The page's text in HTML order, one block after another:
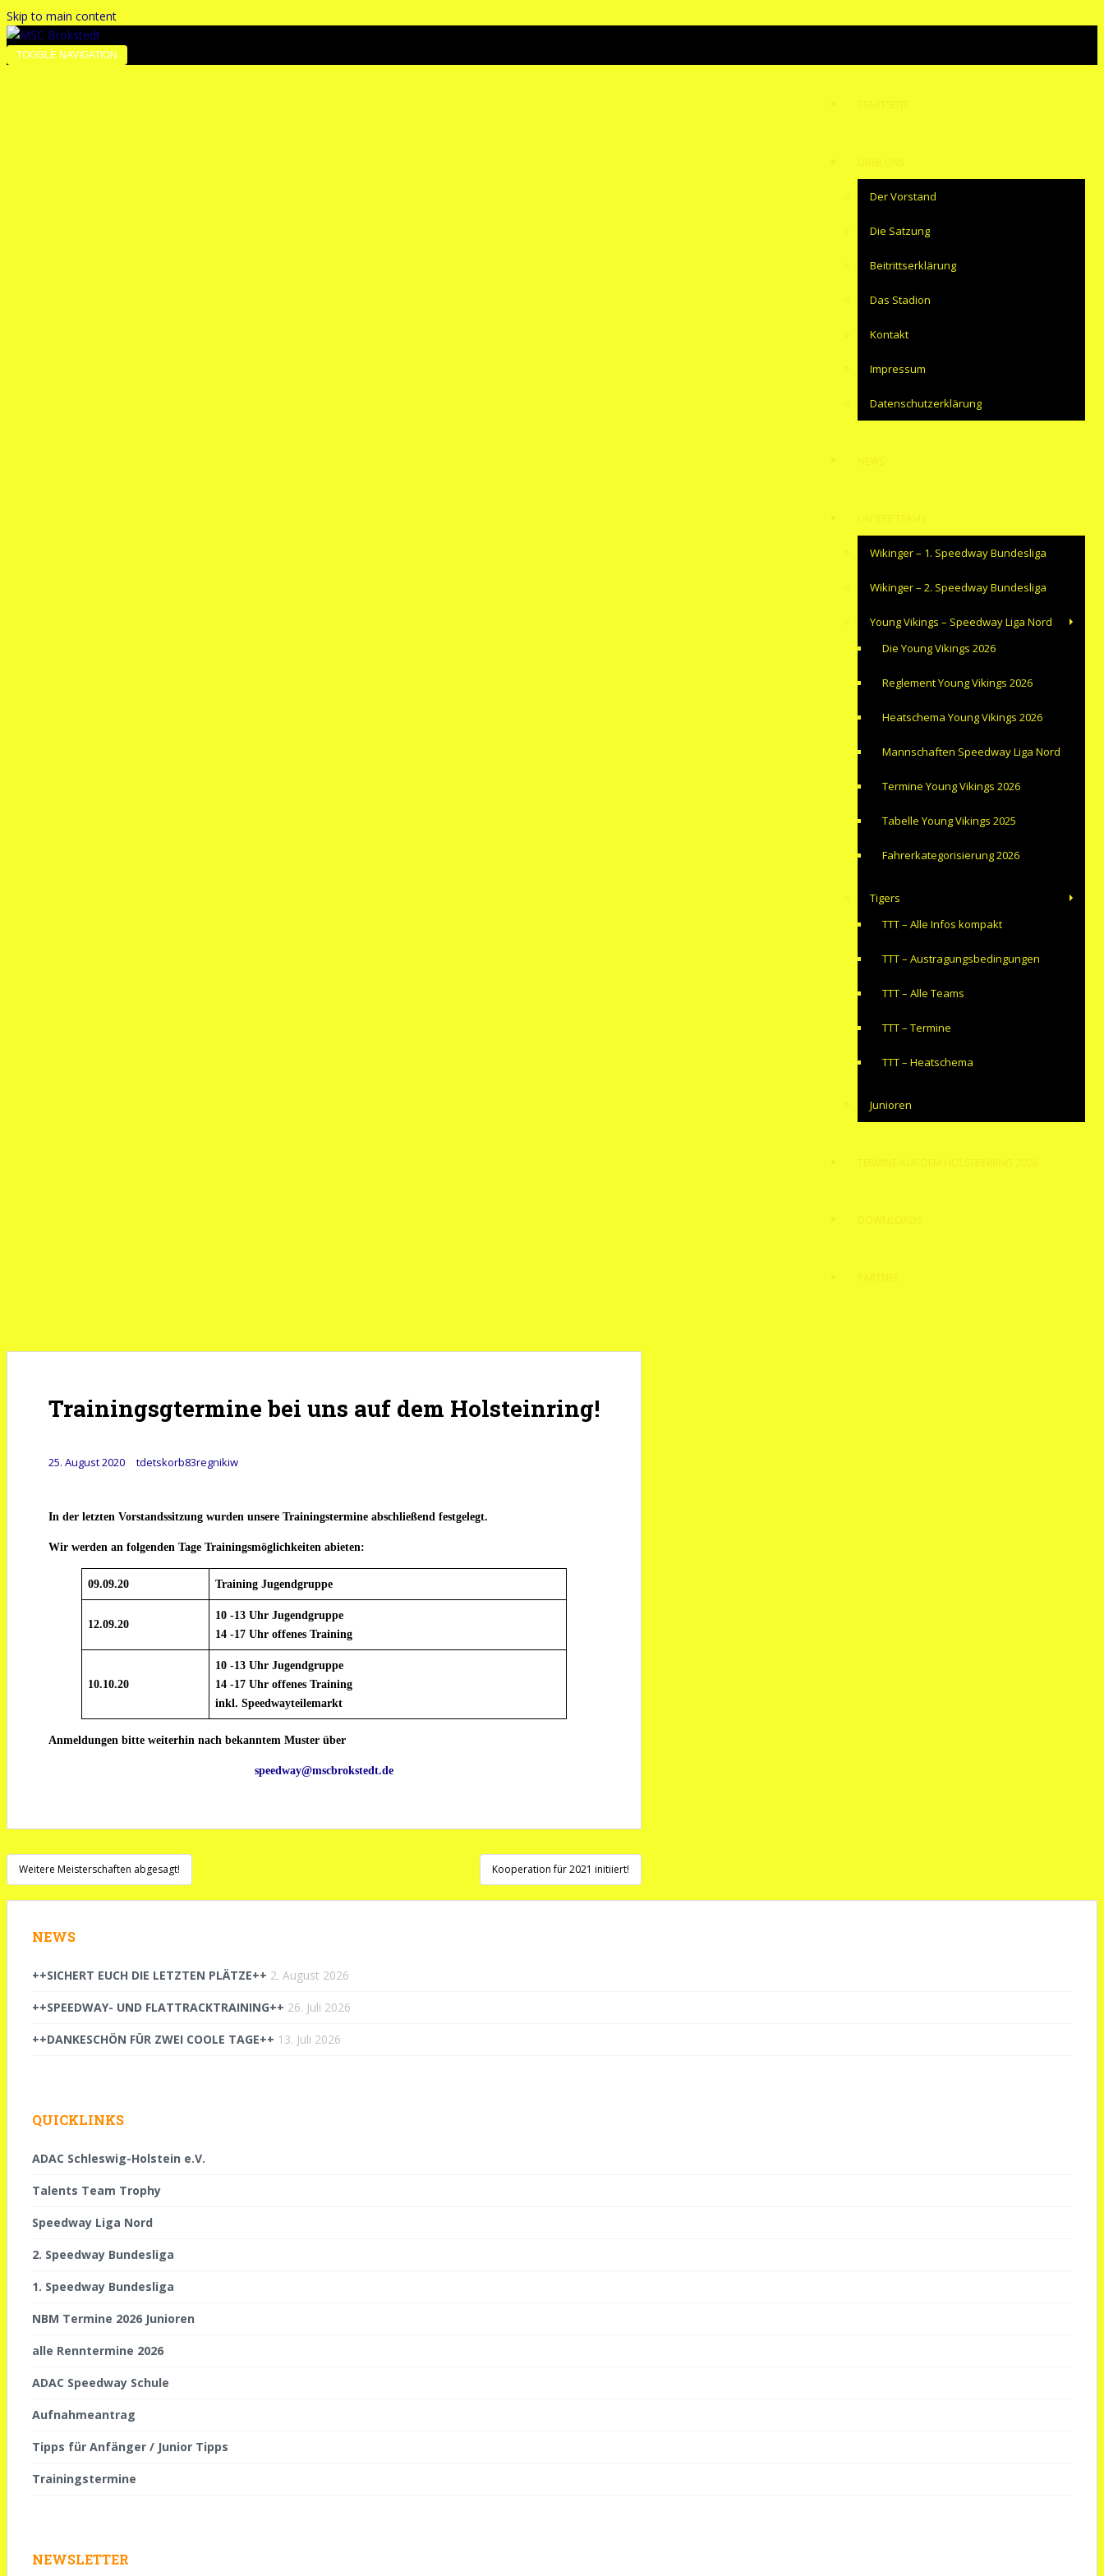
Skip to main content
TOGGLE NAVIGATION
Der Vorstand
Die Satzung
Beitrittserklärung
Das Stadion
Kontakt
Impressum
Datenschutzerklärung
Wikinger – 1. Speedway Bundesliga
Wikinger – 2. Speedway Bundesliga
Young Vikings – Speedway Liga Nord
Die Young Vikings 2026
Reglement Young Vikings 2026
Heatschema Young Vikings 2026
Mannschaften Speedway Liga Nord
Termine Young Vikings 2026
Tabelle Young Vikings 2025
Fahrerkategorisierung 2026
Tigers
TTT – Alle Infos kompakt
TTT – Austragungsbedingungen
TTT – Alle Teams
TTT – Termine
TTT – Heatschema
Junioren
Trainingsgtermine bei uns auf dem Holsteinring!
25. August 2020 tdetskorb83regnikiw
In der letzten Vorstandssitzung wurden unsere Trainingstermine abschließend festgelegt.
Wir werden an folgenden Tage Trainingsmöglichkeiten abieten:
09.09.20 Training Jugendgruppe
12.09.20
10 -13 Uhr Jugendgruppe
14 -17 Uhr offenes Training
10.10.20
10 -13 Uhr Jugendgruppe
14 -17 Uhr offenes Training
inkl. Speedwayteilemarkt
Anmeldungen bitte weiterhin nach bekanntem Muster über
speedway@mscbrokstedt.de
Beitragsnavigation
Weitere Meisterschaften abgesagt! Kooperation für 2021 initiiert!
NEWS
++SICHERT EUCH DIE LETZTEN PLÄTZE++ 2. August 2026
++SPEEDWAY- UND FLATTRACKTRAINING++ 26. Juli 2026
++DANKESCHÖN FÜR ZWEI COOLE TAGE++ 13. Juli 2026
QUICKLINKS
ADAC Schleswig-Holstein e.V.
Talents Team Trophy
Speedway Liga Nord
2. Speedway Bundesliga
1. Speedway Bundesliga
NBM Termine 2026 Junioren
alle Renntermine 2026
ADAC Speedway Schule
Aufnahmeantrag
Tipps für Anfänger / Junior Tipps
Trainingstermine
NEWSLETTER